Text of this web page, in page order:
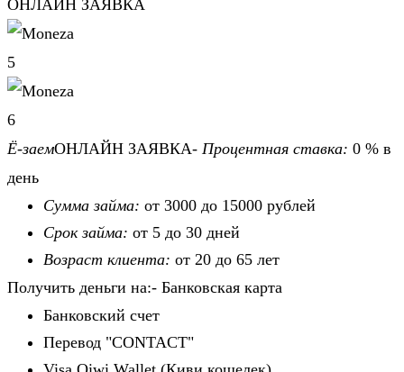
ОНЛАЙН ЗАЯВКА
5
6
Ё-заемОНЛАЙН ЗАЯВКА- Процентная ставка: 0 % в
день
Сумма займа: от 3000 до 15000 рублей
Срок займа: от 5 до 30 дней
Возраст клиента: от 20 до 65 лет
Получить деньги на:- Банковская карта
Банковский счет
Перевод "CONTACT"